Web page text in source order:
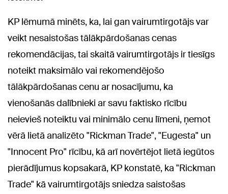
KP lēmumā minēts, ka, lai gan vairumtirgotājs var
veikt nesaistošas tālākpārdošanas cenas
rekomendācijas, tai skaitā vairumtirgotājs ir tiesīgs
noteikt maksimālo vai rekomendējošo
tālākpārdošanas cenu ar nosacījumu, ka
vienošanās dalībnieki ar savu faktisko rīcību
neievieš noteiktu vai minimālo cenu līmeni, ņemot
vērā lietā analizēto "Rickman Trade", "Eugesta" un
"Innocent Pro" rīcību, kā arī novērtējot lietā iegūtos
pierādījumus kopsakarā, KP konstatē, ka "Rickman
Trade" kā vairumtirgotājs sniedza saistošas